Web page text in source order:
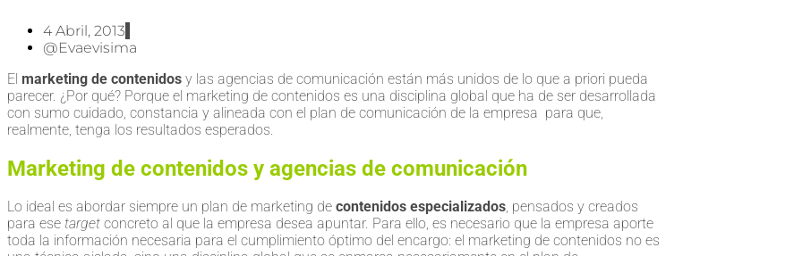
4 Abril, 2013
@evaevisima
El marketing de contenidos y las agencias de comunicación están más unidos de lo que a priori pueda
parecer. ¿Por qué? Porque el marketing de contenidos es una disciplina global que ha de ser desarrollada
con sumo cuidado, constancia y alineada con el plan de comunicación de la empresa para que,
realmente, tenga los resultados esperados.
Marketing de contenidos y agencias de comunicación
Lo ideal es abordar siempre un plan de marketing de contenidos especializados, pensados y creados
para ese target concreto al que la empresa desea apuntar. Para ello, es necesario que la empresa aporte
toda la información necesaria para el cumplimiento óptimo del encargo: el marketing de contenidos no es